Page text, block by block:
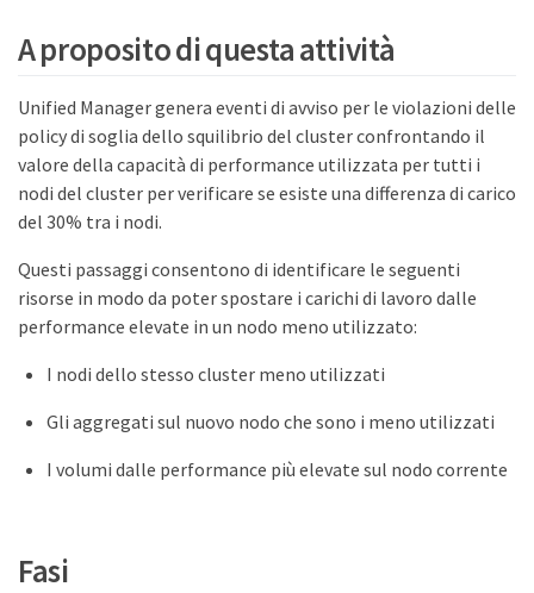
A proposito di questa attività
Unified Manager genera eventi di avviso per le violazioni delle
policy di soglia dello squilibrio del cluster confrontando il
valore della capacità di performance utilizzata per tutti i
nodi del cluster per verificare se esiste una differenza di carico
del 30% tra i nodi.
Questi passaggi consentono di identificare le seguenti
risorse in modo da poter spostare i carichi di lavoro dalle
performance elevate in un nodo meno utilizzato:
I nodi dello stesso cluster meno utilizzati
Gli aggregati sul nuovo nodo che sono i meno utilizzati
I volumi dalle performance più elevate sul nodo corrente
Fasi